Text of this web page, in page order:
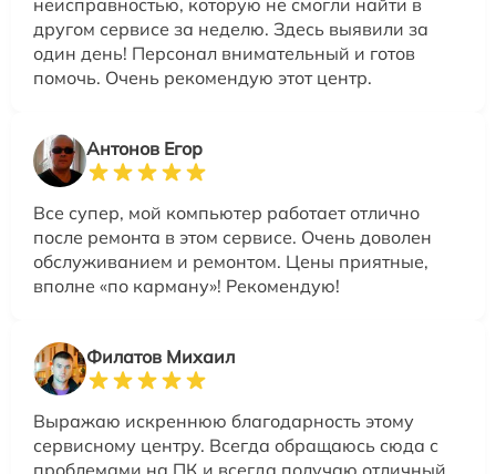
неисправностью, которую не смогли найти в
другом сервисе за неделю. Здесь выявили за
один день! Персонал внимательный и готов
помочь. Очень рекомендую этот центр.
Антонов Егор
Все супер, мой компьютер работает отлично
после ремонта в этом сервисе. Очень доволен
обслуживанием и ремонтом. Цены приятные,
вполне «по карману»! Рекомендую!
Филатов Михаил
Выражаю искреннюю благодарность этому
сервисному центру. Всегда обращаюсь сюда с
проблемами на ПК и всегда получаю отличный